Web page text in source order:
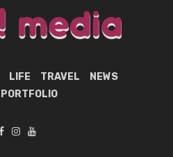
LIFE TRAVEL
NEWS
PORTFOLIO